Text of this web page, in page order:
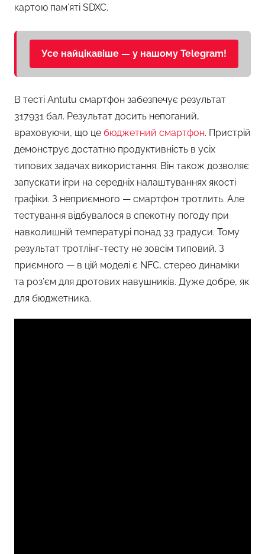
картою пам’яті SDXC.
Усе найцікавіше — у нашому Telegram!
В тесті Antutu смартфон забезпечує результат
317931 бал. Результат досить непоганий,
враховуючи, що це бюджетний смартфон. Пристрій
демонструє достатню продуктивність в усіх
типових задачах використання. Він також дозволяє
запускати ігри на середніх налаштуваннях якості
графіки. З неприємного — смартфон тротлить. Але
тестування відбувалося в спекотну погоду при
навколишній температурі понад 33 градуси. Тому
результат тротлінг-тесту не зовсім типовий. З
приємного — в цій моделі є NFC, стерео динаміки
та роз’єм для дротових навушників. Дуже добре, як
для бюджетника.